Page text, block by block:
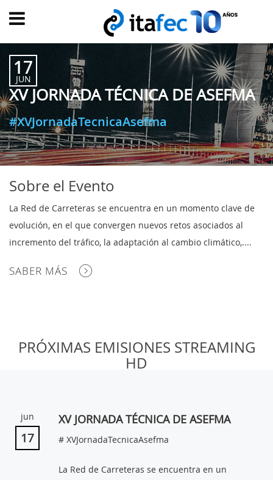
Main
INICIO
EVOLUCIÓN
EVENTOS
WATCH
NOW
TRANSFORMACIÓN
EXPERIENCE
CUENTA
CLUB
AUTORES
17
JUN
XV JORNADA TÉCNICA DE ASEFMA
#XVJornadaTecnicaAsefma
Sobre el Evento
La Red de Carreteras se encuentra en un momento clave de
evolución, en el que convergen nuevos retos asociados al
incremento del tráfico, la adaptación al cambio climático,....
SABER MÁS
PRÓXIMAS EMISIONES STREAMING
HD
jun
17
XV JORNADA TÉCNICA DE ASEFMA
# XVJornadaTecnicaAsefma
La Red de Carreteras se encuentra en un